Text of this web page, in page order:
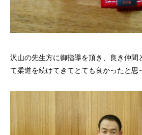
沢山の先生方に御指導を頂き、良き仲間
て柔道を続けてきてとても良かったと思